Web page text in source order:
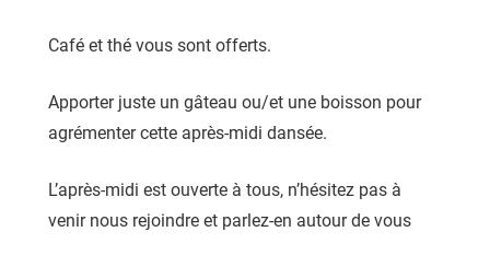
Café et thé vous sont offerts.
Apporter juste un gâteau ou/et une boisson pour
agrémenter cette après-midi dansée.
L’après-midi est ouverte à tous, n’hésitez pas à
venir nous rejoindre et parlez-en autour de vous